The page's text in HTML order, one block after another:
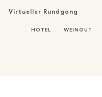
Virtueller Rundgang
HOTEL WEINGUT